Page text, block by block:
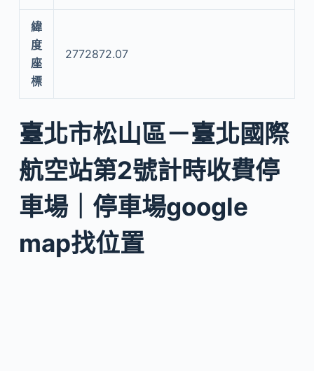
緯
度
座
標
2772872.07
臺北市松山區－臺北國際
航空站第2號計時收費停
車場｜停車場google
map找位置